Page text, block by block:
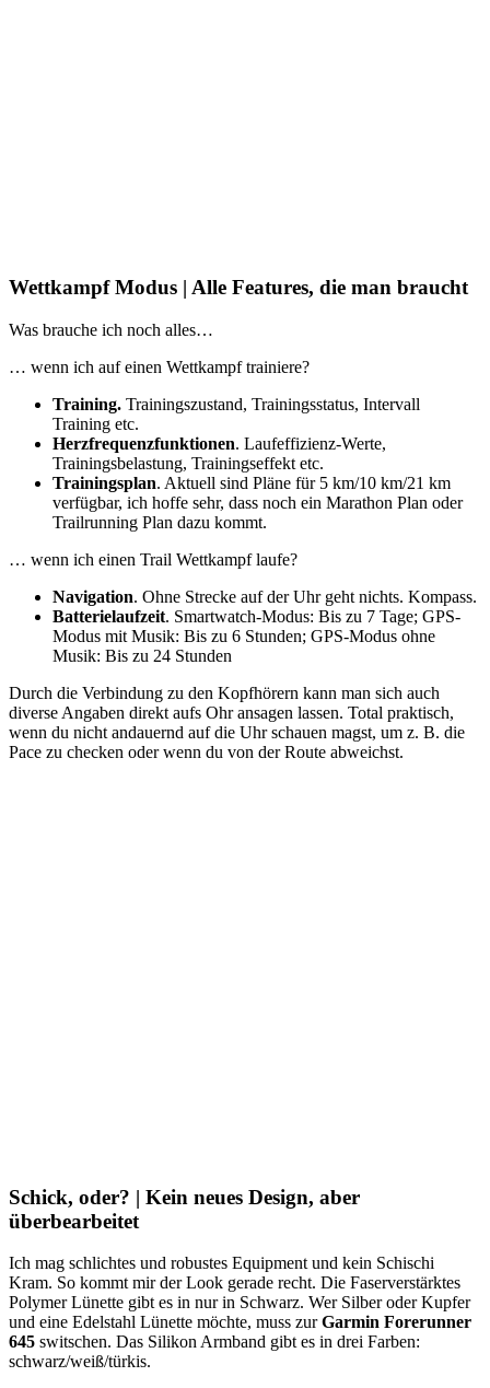
Wettkampf Modus | Alle Features, die man braucht
Was brauche ich noch alles…
… wenn ich auf einen Wettkampf trainiere?
Training. Trainingszustand, Trainingsstatus, Intervall
Training etc.
Herzfrequenzfunktionen. Laufeffizienz-Werte,
Trainingsbelastung, Trainingseffekt etc.
Trainingsplan. Aktuell sind Pläne für 5 km/10 km/21 km
verfügbar, ich hoffe sehr, dass noch ein Marathon Plan oder
Trailrunning Plan dazu kommt.
… wenn ich einen Trail Wettkampf laufe?
Navigation. Ohne Strecke auf der Uhr geht nichts. Kompass.
Batterielaufzeit. Smartwatch-Modus: Bis zu 7 Tage; GPS-
Modus mit Musik: Bis zu 6 Stunden; GPS-Modus ohne
Musik: Bis zu 24 Stunden
Durch die Verbindung zu den Kopfhörern kann man sich auch
diverse Angaben direkt aufs Ohr ansagen lassen. Total praktisch,
wenn du nicht andauernd auf die Uhr schauen magst, um z. B. die
Pace zu checken oder wenn du von der Route abweichst.
Schick, oder? | Kein neues Design, aber
überbearbeitet
Ich mag schlichtes und robustes Equipment und kein Schischi
Kram. So kommt mir der Look gerade recht. Die Faserverstärktes
Polymer Lünette gibt es in nur in Schwarz. Wer Silber oder Kupfer
und eine Edelstahl Lünette möchte, muss zurGarmin Forerunner
645 switschen. Das Silikon Armband gibt es in drei Farben:
schwarz/weiß/türkis.